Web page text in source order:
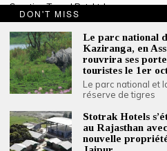
Creative Travel Pvt. Ltd.
Creative Plaza, 283 Udyog Vihar
Gurugram, Haryana – 122016, India
Tel: +91-124 4567777
Email:
DON'T MISS
Le parc national
Kaziranga, en
rouvrira ses
touristes le 1er
Le parc national et
réserve de tigres
Stotrak Hotels
au Rajasthan
nouvelle